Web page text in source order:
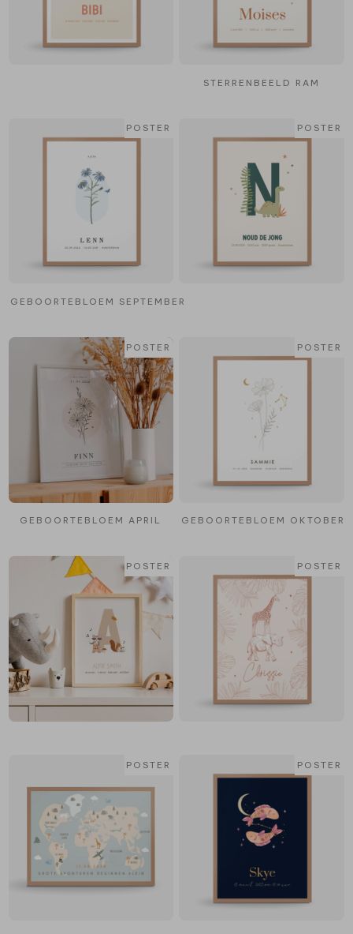
STERRENBEELD RAM
POSTER
GEBOORTEBLOEM SEPTEMBER
POSTER
POSTER
GEBOORTEBLOEM APRIL
POSTER
GEBOORTEBLOEM OKTOBER
POSTER POSTER
POSTER POSTER